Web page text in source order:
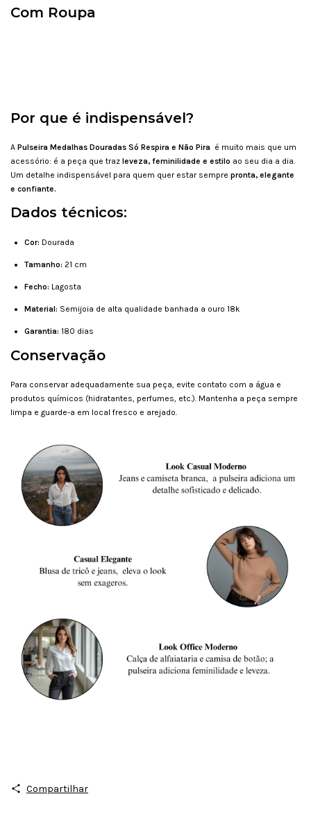
Com Roupa
Por que é indispensável?
A Pulseira Medalhas Douradas Só Respira e Não Pira é muito mais que um
acessório: é a peça que traz leveza, feminilidade e estilo ao seu dia a dia.
Um detalhe indispensável para quem quer estar sempre pronta, elegante
e confiante.
Dados técnicos:
Cor: Dourada
Tamanho: 21 cm
Fecho: Lagosta
Material: Semijoia de alta qualidade banhada a ouro 18k
Garantia: 180 dias
Conservação
Para conservar adequadamente sua peça, evite contato com a água e
produtos químicos (hidratantes, perfumes, etc.). Mantenha a peça sempre
limpa e guarde-a em local fresco e arejado.
Compartilhar